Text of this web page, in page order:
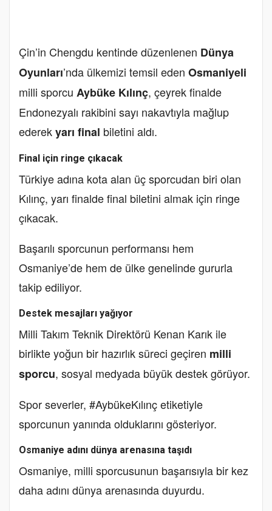
Çin’in Chengdu kentinde düzenlenen Dünya
Oyunları’nda ülkemizi temsil eden Osmaniyeli
milli sporcu Aybüke Kılınç, çeyrek finalde
Endonezyalı rakibini sayı nakavtıyla mağlup
ederekyarı final biletini aldı.
Final için ringe çıkacak
Türkiye adına kota alan üç sporcudan biri olan
Kılınç, yarı finalde final biletini almak için ringe
çıkacak.
Başarılı sporcunun performansı hem
Osmaniye’de hem de ülke genelinde gururla
takip ediliyor.
Destek mesajları yağıyor
Milli Takım Teknik Direktörü Kenan Karık ile
birlikte yoğun bir hazırlık süreci geçiren milli
sporcu, sosyal medyada büyük destek görüyor.
Spor severler, #AybükeKılınç etiketiyle
sporcunun yanında olduklarını gösteriyor.
Osmaniye adını dünya arenasına taşıdı
Osmaniye, milli sporcusunun başarısıyla bir kez
daha adını dünya arenasında duyurdu.